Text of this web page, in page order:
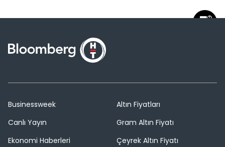
Businessweek
Canlı Yayın
Ekonomi Haberleri
Altın Fiyatları
Gram Altın Fiyatı
Çeyrek Altın Fiyatı